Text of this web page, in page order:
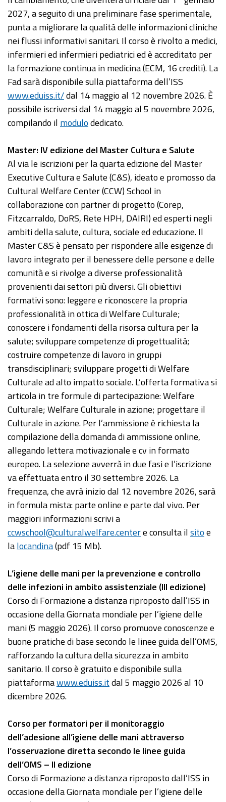
2027, a seguito di una preliminare fase sperimentale,
punta a migliorare la qualità delle informazioni cliniche
nei flussi informativi sanitari. Il corso è rivolto a medici,
infermieri ed infermieri pediatrici ed è accreditato per
la formazione continua in medicina (ECM, 16 crediti). La
Fad sarà disponibile sulla piattaforma dell’ISS
www.eduiss.it/dal 14 maggio al 12 novembre 2026. È
possibile iscriversi dal 14 maggio al 5 novembre 2026,
compilando il modulodedicato.
Master: IV edizione del Master Cultura e Salute
Al via le iscrizioni per la quarta edizione del Master
Executive Cultura e Salute (C&S), ideato e promosso da
Cultural Welfare Center (CCW) School in
collaborazione con partner di progetto (Corep,
Fitzcarraldo, DoRS, Rete HPH, DAIRI) ed esperti negli
ambiti della salute, cultura, sociale ed educazione. Il
Master C&S è pensato per rispondere alle esigenze di
lavoro integrato per il benessere delle persone e delle
comunità e si rivolge a diverse professionalità
provenienti dai settori più diversi. Gli obiettivi
formativi sono: leggere e riconoscere la propria
professionalità in ottica di Welfare Culturale;
conoscere i fondamenti della risorsa cultura per la
salute; sviluppare competenze di progettualità;
costruire competenze di lavoro in gruppi
transdisciplinari; sviluppare progetti di Welfare
Culturale ad alto impatto sociale. L’offerta formativa si
articola in tre formule di partecipazione: Welfare
Culturale; Welfare Culturale in azione; progettare il
Culturale in azione. Per l’ammissione è richiesta la
compilazione della domanda di ammissione online,
allegando lettera motivazionale e cv in formato
europeo. La selezione avverrà in due fasi e l’iscrizione
va effettuata entro il 30 settembre 2026. La
frequenza, che avrà inizio dal 12 novembre 2026, sarà
in formula mista: parte online e parte dal vivo. Per
maggiori informazioni scrivi a
ccwschool@culturalwelfare.centere consulta ilsitoe
lalocandina(pdf 15 Mb).
L’igiene delle mani per la prevenzione e controllo
delle infezioni in ambito assistenziale (III edizione)
Corso di Formazione a distanza riproposto dall’ISS in
occasione della Giornata mondiale per l’igiene delle
mani (5 maggio 2026). Il corso promuove conoscenze e
buone pratiche di base secondo le linee guida dell’OMS,
rafforzando la cultura della sicurezza in ambito
sanitario. Il corso è gratuito e disponibile sulla
piattaformawww.eduiss.itdal 5 maggio 2026 al 10
dicembre 2026.
Corso per formatori per il monitoraggio
dell’adesione all’igiene delle mani attraverso
l’osservazione diretta secondo le linee guida
dell’OMS – II edizione
Corso di Formazione a distanza riproposto dall’ISS in
occasione della Giornata mondiale per l’igiene delle